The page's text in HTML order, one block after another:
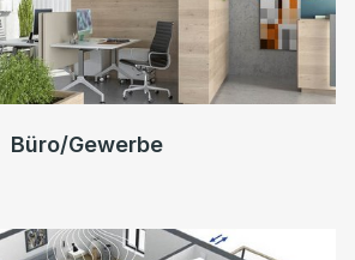
Büro/Gewerbe